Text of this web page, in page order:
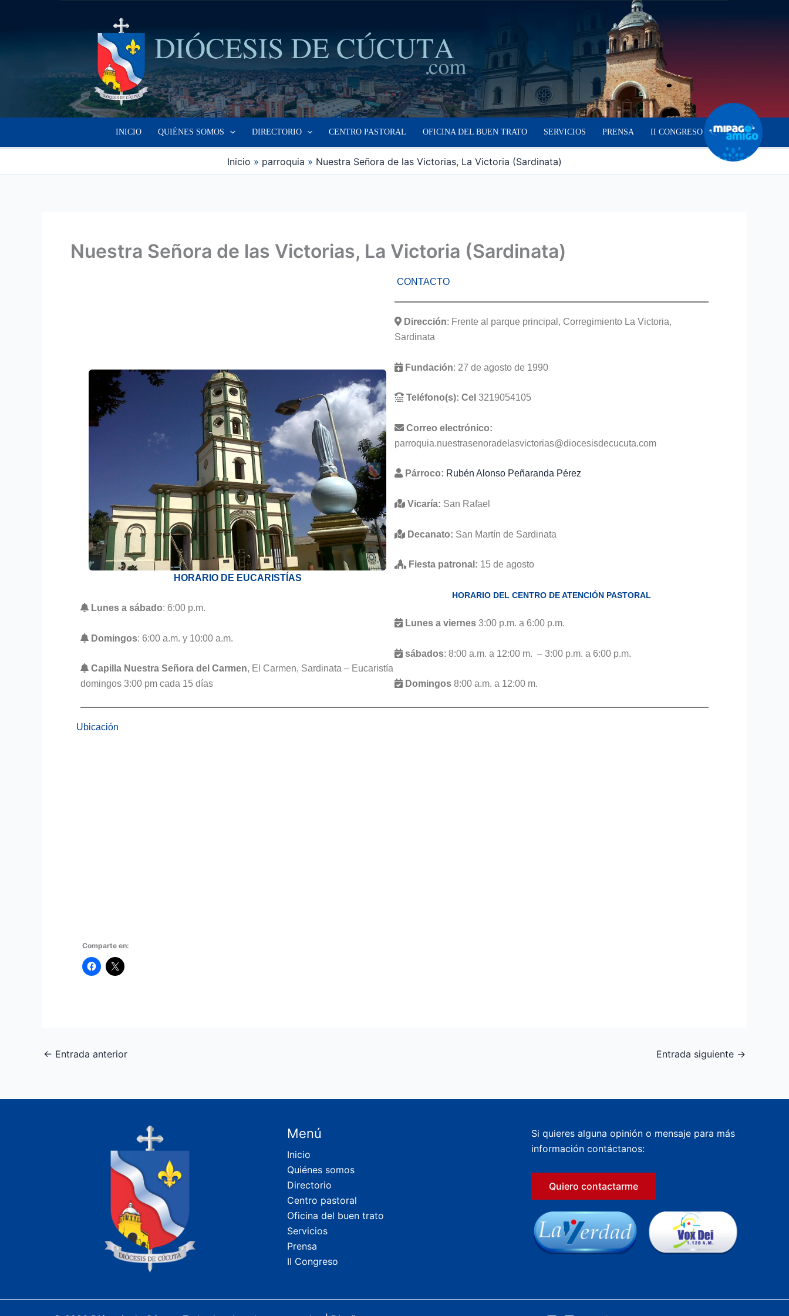
INICIO QUIÉNES SOMOS DIRECTORIO CENTRO PASTORAL OFICINA DEL BUEN TRATO SERVICIOS PRENSA II CONGRESO
Inicio parroquia Nuestra Señora de las Victorias, La Victoria (Sardinata)
Nuestra Señora de las Victorias, La Victoria (Sardinata)
HORARIO DE EUCARISTÍAS
Lunes a sábado: 6:00 p.m.
Domingos: 6:00 a.m. y 10:00 a.m.
Capilla Nuestra Señora del Carmen, El Carmen, Sardinata – Eucaristía
domingos 3:00 pm cada 15 días
CONTACTO
Dirección: Frente al parque principal, Corregimiento La Victoria,
Sardinata
Fundación: 27 de agosto de 1990
Teléfono(s): Cel 3219054105
Correo electrónico:
parroquia.nuestrasenoradelasvictorias@diocesisdecucuta.com
Párroco: Rubén Alonso Peñaranda Pérez
Vicaría: San Rafael
Decanato: San Martín de Sardinata
Fiesta patronal: 15 de agosto
HORARIO DEL CENTRO DE ATENCIÓN PASTORAL
Lunes a viernes 3:00 p.m. a 6:00 p.m.
sábados: 8:00 a.m. a 12:00 m. – 3:00 p.m. a 6:00 p.m.
Domingos 8:00 a.m. a 12:00 m.
Ubicación
Comparte en:
← Entrada anterior Entrada siguiente →
Menú
Inicio
Quiénes somos
Directorio
Centro pastoral
Oficina del buen trato
Servicios
Prensa
II Congreso
Si quieres alguna opinión o mensaje para más
información contáctanos:
Quiero contactarme